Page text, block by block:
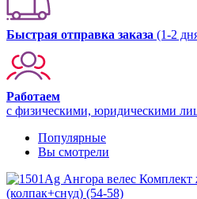
Быстрая отправка заказа (1-2
Работаем
с физическими, юридическими
Популярные
Вы смотрели